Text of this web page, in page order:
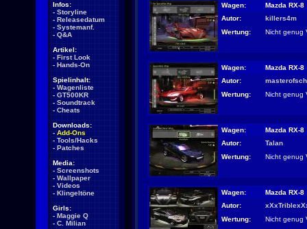
Infos:
- Storyline
- Releasedatum
- Systemanf.
- Q&A
Artikel:
- First Look
- Hands-On
Spielinhalt:
- Wagenliste
- GT500KR
- Soundtrack
- Cheats
Downloads:
- Add-Ons
- Tools/Hacks
- Patches
Media:
- Screenshots
- Wallpaper
- Videos
- Klingeltöne
Girls:
- Maggie Q
- C. Milian
Wagen:
Mazda RX-8
Autor:
killers4m
Wertung:
Nicht genug
Wagen:
Mazda RX-8
Autor:
Wertung:
Nicht genug
Wagen:
Mazda RX-8
Autor:
Talan
Wertung:
Nicht genug
Wagen:
Mazda RX-8
Autor:
Wertung:
Nicht genug